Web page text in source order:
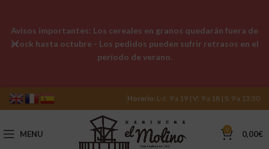
Horario: L-J: 9 a 19 | V: 9 a 18 | S: 9 a 13:30
MENU 0 0,00€
Avisos importantes: Los cereales en granos quedarán fuera de
stock hasta octubre - Los pedidos pueden sufrir retrasos en el
período de verano.